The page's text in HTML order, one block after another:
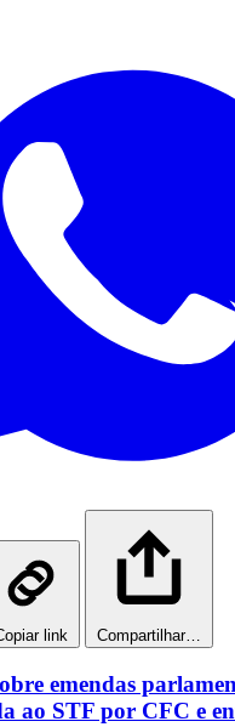
link Compartilhar…
emendas
ao STF por CFC e